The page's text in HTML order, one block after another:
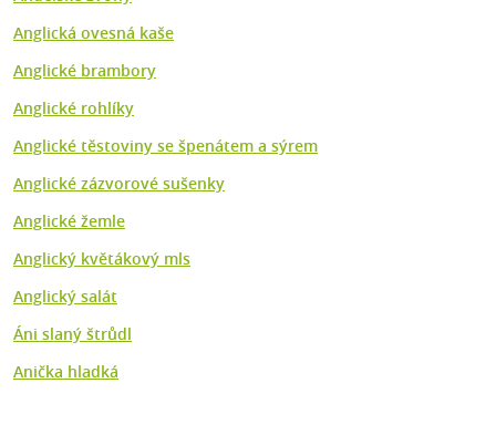
Anglická ovesná kaše
Anglické brambory
Anglické rohlíky
Anglické těstoviny se špenátem a sýrem
Anglické zázvorové sušenky
Anglické žemle
Anglický květákový mls
Anglický salát
Áni slaný štrůdl
Anička hladká